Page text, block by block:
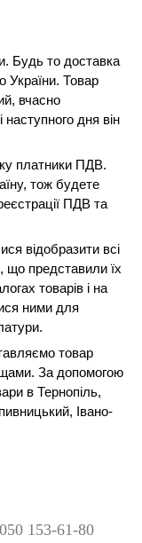
Будь то доставка
України. Товар
вчасно
наступного дня він
платники ПДВ.
тож будете
ПДВ та
відобразити всі
що представили їх
товарів і на
ними для
товар
За допомогою
в Тернопіль,
Івано-
050 153-61-80